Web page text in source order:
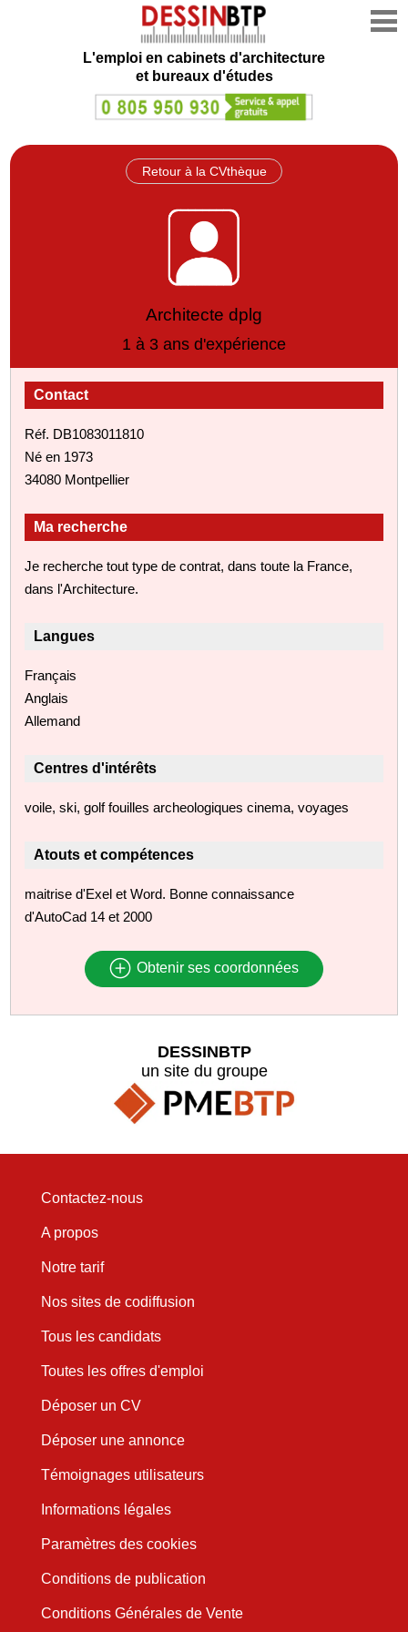
L'emploi en cabinets d'architecture
et bureaux d'études
Retour à la CVthèque
Architecte dplg
1 à 3 ans d'expérience
Contact
Réf. DB1083011810
Né en 1973
34080 Montpellier
Ma recherche
Je recherche tout type de contrat, dans toute la France,
dans l'Architecture.
Langues
Français
Anglais
Allemand
Centres d'intérêts
voile, ski, golf fouilles archeologiques cinema, voyages
Atouts et compétences
maitrise d'Exel et Word. Bonne connaissance
d'AutoCad 14 et 2000
Obtenir ses coordonnées
DESSINBTP
un site du groupe
Contactez-nous
A propos
Notre tarif
Nos sites de codiffusion
Tous les candidats
Toutes les offres d'emploi
Déposer un CV
Déposer une annonce
Témoignages utilisateurs
Informations légales
Paramètres des cookies
Conditions de publication
Conditions Générales de Vente